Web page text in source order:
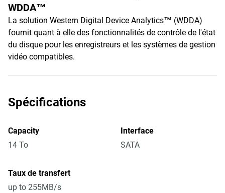
WDDA™
La solution Western Digital Device Analytics™ (WDDA)
fournit quant à elle des fonctionnalités de contrôle de l'état
du disque pour les enregistreurs et les systèmes de gestion
vidéo compatibles.
Spécifications
Capacity
14 To
Interface
SATA
Taux de transfert
up to 255MB/s